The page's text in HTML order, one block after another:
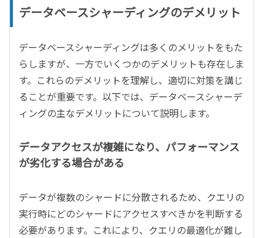
データベースシャーディングのデメリット
データベースシャーディングは多くのメリットをもた
らしますが、一方でいくつかのデメリットも存在しま
す。これらのデメリットを理解し、適切に対策を講じ
ることが重要です。以下では、データベースシャーデ
ィングの主なデメリットについて説明します。
データアクセスが複雑になり、パフォーマンス
が劣化する場合がある
データが複数のシャードに分散されるため、クエリの
実行時にどのシャードにアクセスすべきかを判断する
必要があります。これにより、クエリの最適化が難し